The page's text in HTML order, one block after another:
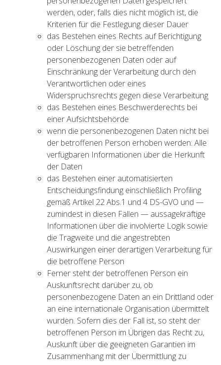
werden, oder, falls dies nicht möglich ist, die
Kriterien für die Festlegung dieser Dauer
das Bestehen eines Rechts auf Berichtigung
oder Löschung der sie betreffenden
personenbezogenen Daten oder auf
Einschränkung der Verarbeitung durch den
Verantwortlichen oder eines
Widerspruchsrechts gegen diese Verarbeitung
das Bestehen eines Beschwerderechts bei
einer Aufsichtsbehörde
wenn die personenbezogenen Daten nicht bei
der betroffenen Person erhoben werden: Alle
verfügbaren Informationen über die Herkunft
der Daten
das Bestehen einer automatisierten
Entscheidungsfindung einschließlich Profiling
gemäß Artikel 22 Abs.1 und 4 DS-GVO und —
zumindest in diesen Fällen — aussagekräftige
Informationen über die involvierte Logik sowie
die Tragweite und die angestrebten
Auswirkungen einer derartigen Verarbeitung für
die betroffene Person
Ferner steht der betroffenen Person ein
Auskunftsrecht darüber zu, ob
personenbezogene Daten an ein Drittland oder
an eine internationale Organisation übermittelt
wurden. Sofern dies der Fall ist, so steht der
betroffenen Person im Übrigen das Recht zu,
Auskunft über die geeigneten Garantien im
Zusammenhang mit der Übermittlung zu